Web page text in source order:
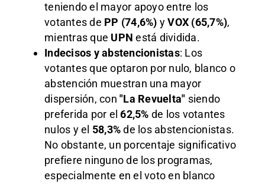
teniendo el mayor apoyo entre los
votantes de PP (74,6%) yVOX (65,7%),
mientras que UPN está dividida.
Indecisos y abstencionistas: Los
votantes que optaron por nulo, blanco o
abstención muestran una mayor
dispersión, con "La Revuelta" siendo
preferida por el62,5% de los votantes
nulos y el 58,3%de los abstencionistas.
No obstante, un porcentaje significativo
prefiere ninguno de los programas,
especialmente en el voto en blanco